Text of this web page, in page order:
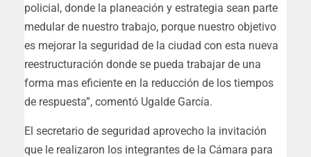
policial, donde la planeación y estrategia sean parte
medular de nuestro trabajo, porque nuestro objetivo
es mejorar la seguridad de la ciudad con esta nueva
reestructuración donde se pueda trabajar de una
forma mas eficiente en la reducción de los tiempos
de respuesta”, comentó Ugalde García.
El secretario de seguridad aprovecho la invitación
que le realizaron los integrantes de la Cámara para